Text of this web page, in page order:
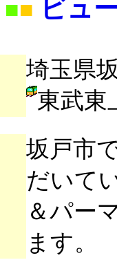
■■ ビュ
埼玉県
東武東
坂戸市
だいて
＆パー
ます。